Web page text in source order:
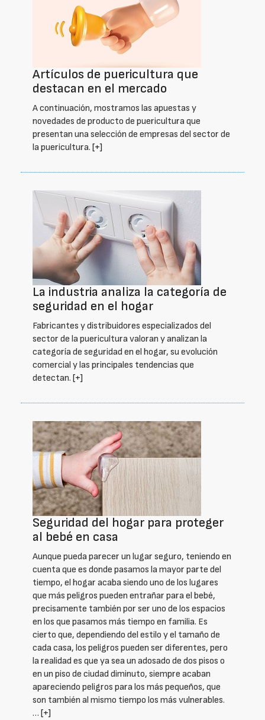
Artículos de puericultura que
destacan en el mercado
A continuación, mostramos las apuestas y
novedades de producto de puericultura que
presentan una selección de empresas del sector de
la puericultura. [+]
La industria analiza la categoría de
seguridad en el hogar
Fabricantes y distribuidores especializados del
sector de la puericultura valoran y analizan la
categoría de seguridad en el hogar, su evolución
comercial y las principales tendencias que
detectan. [+]
Seguridad del hogar para proteger
al bebé en casa
Aunque pueda parecer un lugar seguro, teniendo en
cuenta que es donde pasamos la mayor parte del
tiempo, el hogar acaba siendo uno de los lugares
que más peligros pueden entrañar para el bebé,
precisamente también por ser uno de los espacios
en los que pasamos más tiempo en familia. Es
cierto que, dependiendo del estilo y el tamaño de
cada casa, los peligros pueden ser diferentes, pero
la realidad es que ya sea un adosado de dos pisos o
en un piso de ciudad diminuto, siempre acaban
apareciendo peligros para los más pequeños, que
son también al mismo tiempo los más vulnerables.
… [+]